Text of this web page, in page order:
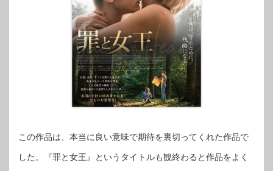
この作品は、本当に良い意味で期待を裏切ってくれた作品で
した。『罪と女王』というタイトルも観終わると作品をよく